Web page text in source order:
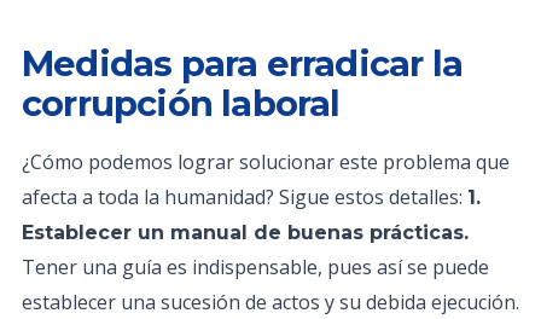
Medidas para erradicar la
corrupción laboral
¿Cómo podemos lograr solucionar este problema que
afecta a toda la humanidad? Sigue estos detalles: 1.
Establecer un manual de buenas prácticas.
Tener una guía es indispensable, pues así se puede
establecer una sucesión de actos y su debida ejecución.